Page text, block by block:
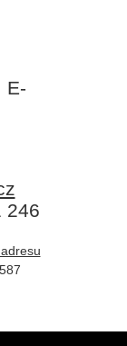
E-
246